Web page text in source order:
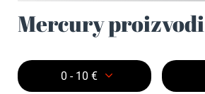
Mercury proizvodi
0 - 10 €